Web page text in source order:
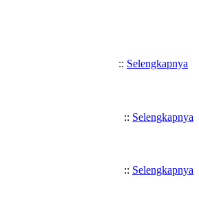
:: Selengkapnya
:: Selengkapnya
:: Selengkapnya